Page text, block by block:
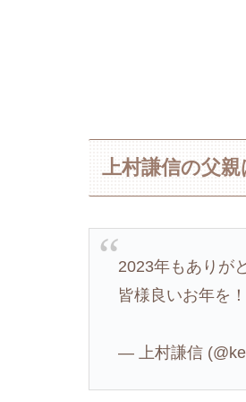
上村謙信の父親
2023年もありが
皆様良いお年を
— 上村謙信